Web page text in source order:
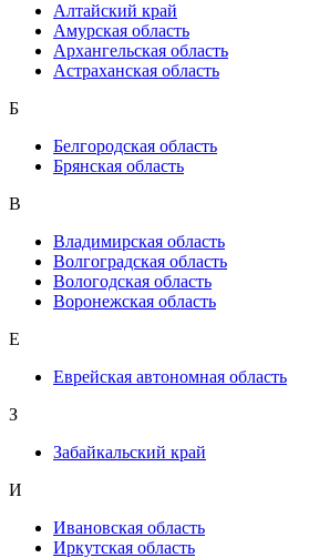
Алтайский край
Амурская область
Архангельская область
Астраханская область
Б
Белгородская область
Брянская область
В
Владимирская область
Волгоградская область
Вологодская область
Воронежская область
Е
Еврейская автономная область
З
Забайкальский край
И
Ивановская область
Иркутская область